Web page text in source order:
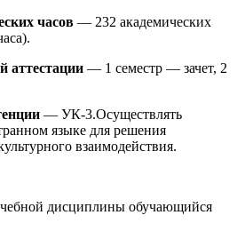
часов — 232 академических
аттестации — 1 семестр — зачет, 2
— УК-3.Осуществлять
языке для решения
взаимодействия.
дисциплины обучающийся